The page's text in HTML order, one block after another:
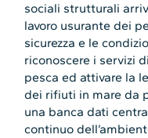
sociali strutturali
lavoro usurante dei
sicurezza e le
riconoscere i servizi
pesca ed attivare la
dei rifiuti in mare da
una banca dati
continuo